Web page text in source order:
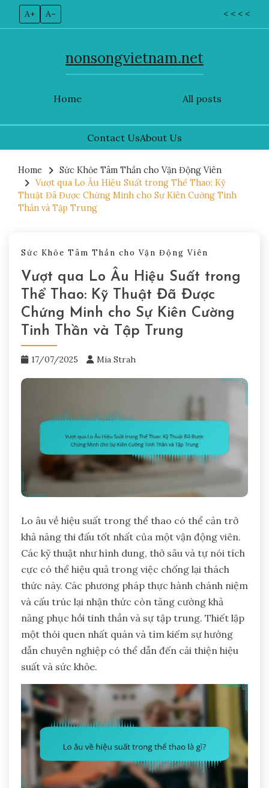
A+ A– < < < <
Home
nonsongvietnam.net
All posts
Contact UsAbout Us
content
Home
Sức Khỏe Tâm Thần cho Vận Động Viên
Vượt qua Lo Âu Hiệu Suất trong Thể Thao: Kỹ
Thuật Đã Được Chứng Minh cho Sự Kiên Cường Tinh
Thần và Tập Trung
Sức Khỏe Tâm Thần cho Vận Động Viên
Vượt qua Lo Âu Hiệu Suất trong
Thể Thao: Kỹ Thuật Đã Được
Chứng Minh cho Sự Kiên Cường
Tinh Thần và Tập Trung
17/07/2025 Mia Strah
Lo âu về hiệu suất trong thể thao có thể cản trở
khả năng thi đấu tốt nhất của một vận động viên.
Các kỹ thuật như hình dung, thở sâu và tự nói tích
cực có thể hiệu quả trong việc chống lại thách
thức này. Các phương pháp thực hành chánh niệm
và cấu trúc lại nhận thức còn tăng cường khả
năng phục hồi tinh thần và sự tập trung. Thiết lập
một thói quen nhất quán và tìm kiếm sự hướng
dẫn chuyên nghiệp có thể dẫn đến cải thiện hiệu
suất và sức khỏe.